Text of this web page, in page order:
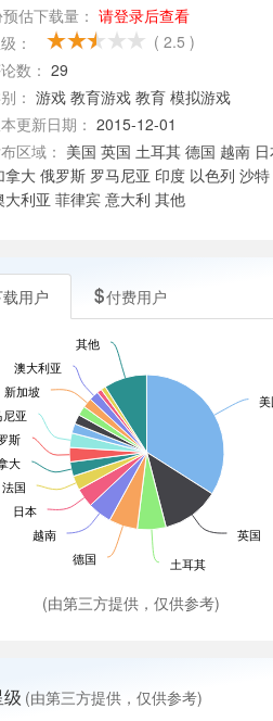
估下载量： 请登录后查看
：
( 2.5 )
数： 29
： 游戏 教育游戏 教育 模拟游戏
更新日期： 2015-12-01
区域： 美国 英国 土耳其 德国 越南 日
拿大 俄罗斯 罗马尼亚 印度 以色列 沙
大利亚 菲律宾 意大利 其他
用户 付费用户
美
英国
土耳其
德国
越南
日本
法国
大
斯
尼亚
新加坡
澳大利亚
其他
(由第三方提供，仅供参考)
(由第三方提供，仅供参考)